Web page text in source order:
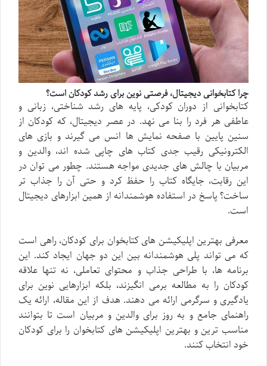
چرا کتابخوانی دیجیتال، فرصتی نوین برای رشد کودکان است؟
کتابخوانی از دوران کودکی، پایه های رشد شناختی، زبانی و
عاطفی هر فرد را بنا می نهد. در عصر دیجیتال، که کودکان از
سنین پایین با صفحه نمایش ها انس می گیرند و بازی های
الکترونیکی رقیب جدی کتاب های چاپی شده اند، والدین و
مربیان با چالش های جدیدی مواجه هستند. چطور می توان در
این رقابت، جایگاه کتاب را حفظ کرد و حتی آن را جذاب تر
ساخت؟ پاسخ در استفاده هوشمندانه از همین ابزارهای دیجیتال
است.
معرفی بهترین اپلیکیشن های کتابخوان برای کودکان، راهی است
که می تواند پلی هوشمندانه بین این دو جهان ایجاد کند. این
برنامه ها، با طراحی جذاب و محتوای تعاملی، نه تنها علاقه
کودکان را به مطالعه برمی انگیزند، بلکه ابزارهایی نوین برای
یادگیری و سرگرمی ارائه می دهند. هدف از این مقاله، ارائه یک
راهنمای جامع و به روز برای والدین و مربیان است تا بتوانند
مناسب ترین و بهترین اپلیکیشن های کتابخوان را برای کودکان
خود انتخاب کنند.